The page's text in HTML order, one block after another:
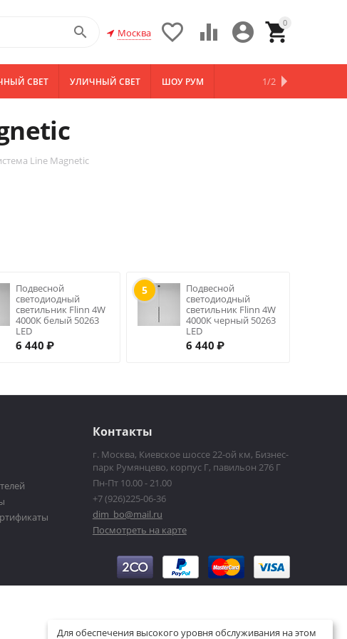
0


 
Москва

СВЕТ УЛИЧНЫЙ СВЕТ ШОУ РУМ НОВИНКИ1/2
Line Magnetic
Подвесной
светодиодный
светильник Flinn 4W
4000К белый 50263
LED
6 440 ₽
5
Подвесной
светодиодный
светильник Flinn 4W
4000К черный 50263
LED
6 440 ₽
Контакты
г. Москва, Киевское шоссе 22-ой км, Бизнес-
парк Румянцево, корпус Г, павильон 276 Г
Пн-Пт 10.00 - 21.00
+7 (926)225-06-36
dim_bo@mail.ru
Посмотреть на карте
Для обеспечения высокого уровня обслуживания на этом